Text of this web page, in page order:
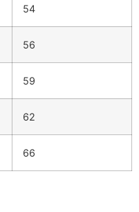
54
56
59
62
66